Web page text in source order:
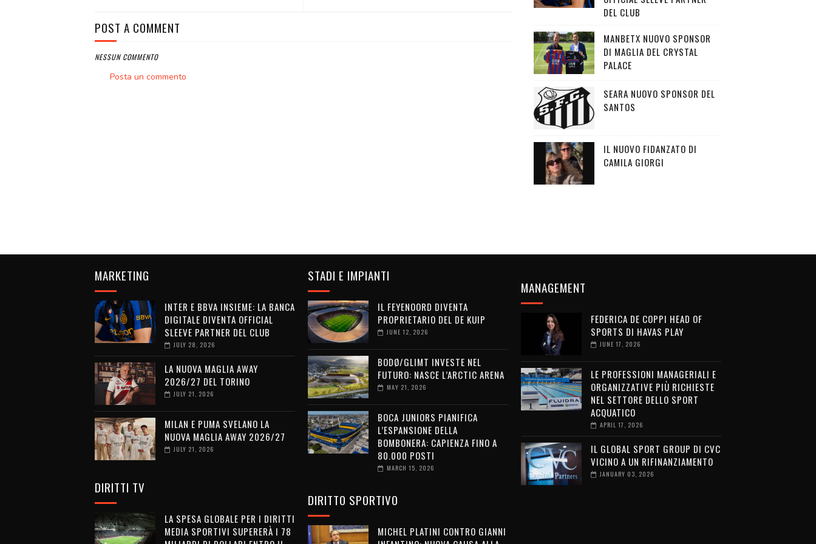
POST A COMMENT
NESSUN COMMENTO
Posta un commento
DEL CLUB
MANBETX NUOVO SPONSOR
DI MAGLIA DEL CRYSTAL
PALACE
SEARA NUOVO SPONSOR DEL
SANTOS
IL NUOVO FIDANZATO DI
CAMILA GIORGI
MARKETING
INTER E BBVA INSIEME: LA BANCA
DIGITALE DIVENTA OFFICIAL
SLEEVE PARTNER DEL CLUB
JULY 28, 2026
LA NUOVA MAGLIA AWAY
2026/27 DEL TORINO
JULY 21, 2026
MILAN E PUMA SVELANO LA
NUOVA MAGLIA AWAY 2026/27
JULY 21, 2026
DIRITTI TV
LA SPESA GLOBALE PER I DIRITTI
MEDIA SPORTIVI SUPERERÀ I 78
STADI E IMPIANTI
IL FEYENOORD DIVENTA
PROPRIETARIO DEL DE KUIP
JUNE 12, 2026
BODØ/GLIMT INVESTE NEL
FUTURO: NASCE L’ARCTIC ARENA
MAY 21, 2026
BOCA JUNIORS PIANIFICA
L’ESPANSIONE DELLA
BOMBONERA: CAPIENZA FINO A
80.000 POSTI
MARCH 15, 2026
DIRITTO SPORTIVO
MICHEL PLATINI CONTRO GIANNI
MANAGEMENT
FEDERICA DE COPPI HEAD OF
SPORTS DI HAVAS PLAY
JUNE 17, 2026
LE PROFESSIONI MANAGERIALI E
ORGANIZZATIVE PIÙ RICHIESTE
NEL SETTORE DELLO SPORT
ACQUATICO
APRIL 17, 2026
IL GLOBAL SPORT GROUP DI CVC
VICINO A UN RIFINANZIAMENTO
JANUARY 03, 2026